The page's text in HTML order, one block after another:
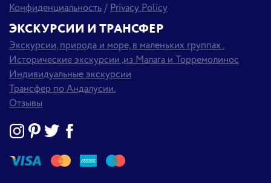
Конфиденциальность / Privacy Policy
ЭКСКУРСИИ И ТРАНСФЕР
Экскурсии, природа и море, в маленьких группах .
Исторические экскурсии ,из Малага и Торремолинос
Индивидуальные экскурсии
Трансфер по Андалусии.
Отзывы